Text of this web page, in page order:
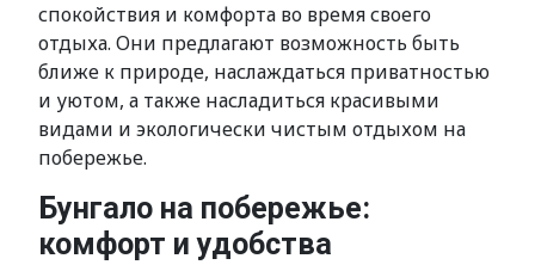
спокойствия и комфорта во время своего
отдыха. Они предлагают возможность быть
ближе к природе, наслаждаться приватностью
и уютом, а также насладиться красивыми
видами и экологически чистым отдыхом на
побережье.
Бунгало на побережье:
комфорт и удобства